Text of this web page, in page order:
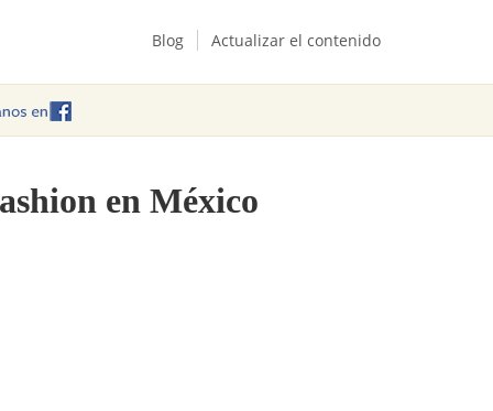
Blog Actualizar el contenido
en México